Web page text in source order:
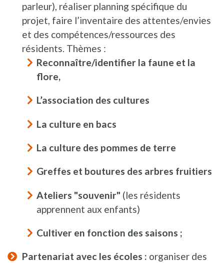
parleur), réaliser planning spécifique du
projet, faire l’inventaire des attentes/envies
et des compétences/ressources des
résidents. Thèmes :
Reconnaître/identifier la faune et la
flore,
L’association des cultures
La culture en bacs
La culture des pommes de terre
Greffes et boutures des arbres fruitiers
Ateliers "souvenir" (les résidents
apprennent aux enfants)
Cultiver en fonction des saisons ;
Partenariat avec les écoles : organiser des